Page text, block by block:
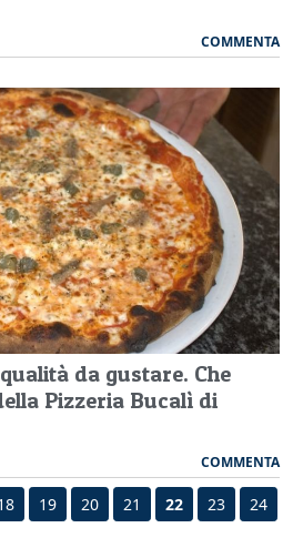
COMMENTA
da gustare. Che
Pizzeria Bucalì di
COMMENTA
19 20 21 22 23 24